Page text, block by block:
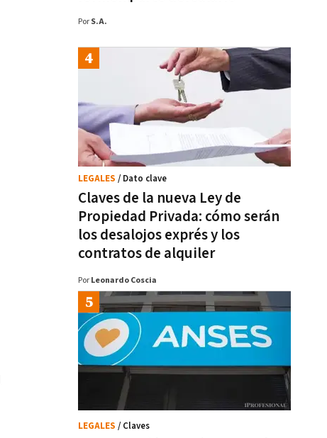
Por S.A.
Claves de la nueva Ley de
Propiedad Privada: cómo serán
los desalojos exprés y los
contratos de alquiler
LEGALES / Dato clave
Por Leonardo Coscia
LEGALES / Claves